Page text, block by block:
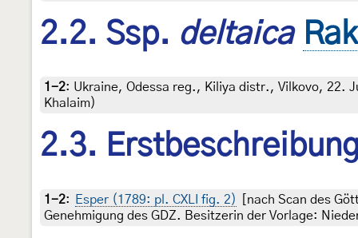
2.2. Ssp. deltaica
1-2: Ukraine, Odessa reg., Kiliya distr., Vilkovo, 22.
Khalaim)
2.3.
1-2: Esper (1789: pl. CXLI fig. 2)
[nach Scan des
Genehmigung des GDZ. Besitzerin der Vorlage: